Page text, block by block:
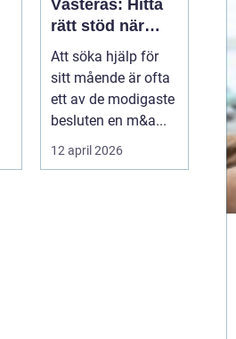
Västerås: Hitta
rätt stöd när
livet skaver
Att söka hjälp för
sitt mående är ofta
ett av de modigaste
besluten en m&a...
12 april 2026